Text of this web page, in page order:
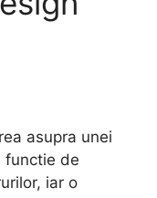
asupra unei
functie de
iar o